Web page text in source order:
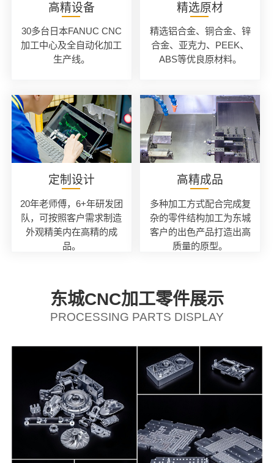
高精设备
30多台日本FANUC CNC
加工中心及全自动化加工
生产线。
精选原材
精选铝合金、铜合金、锌
合金、亚克力、PEEK、
ABS等优良原材料。
定制设计
20年老师傅，6+年研发团
队，可按照客户需求制造
外观精美内在高精的成
品。
高精成品
多种加工方式配合完成复
杂的零件结构加工为东城
客户的出色产品打造出高
质量的原型。
东城CNC加工零件展示
PROCESSING PARTS DISPLAY